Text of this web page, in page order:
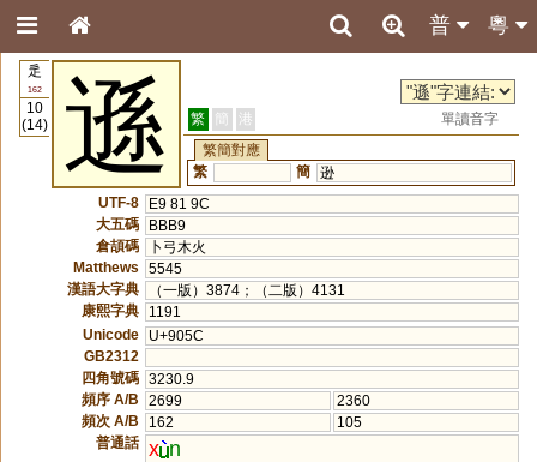
粵
普
辵
162
10
(14)
遜 繁 簡 港
單讀音字
繁簡對應
繁
簡 逊
UTF-8
E9 81 9C
大五碼
BBB9
倉頡碼
卜弓木火
Matthews
5545
漢語大字典
（一版）3874；（二版）4131
康熙字典
1191
Unicode
U+905C
GB2312
四角號碼 3230.9
頻序 A/B
2699
2360
頻次 A/B
162
105
普通話 x n